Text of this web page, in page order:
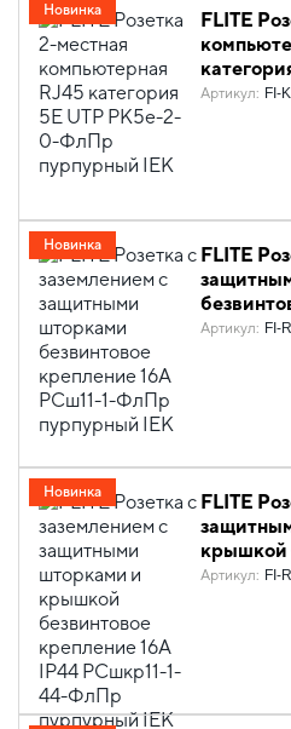
изделия скрытого монтажа
FLITE
ФлПр
Артикул: FI-
Новинка
FLITE
РСш11-1-
Артикул: FI-
Новинка
FLITE
крышкой
Артикул: FI-
Новинка